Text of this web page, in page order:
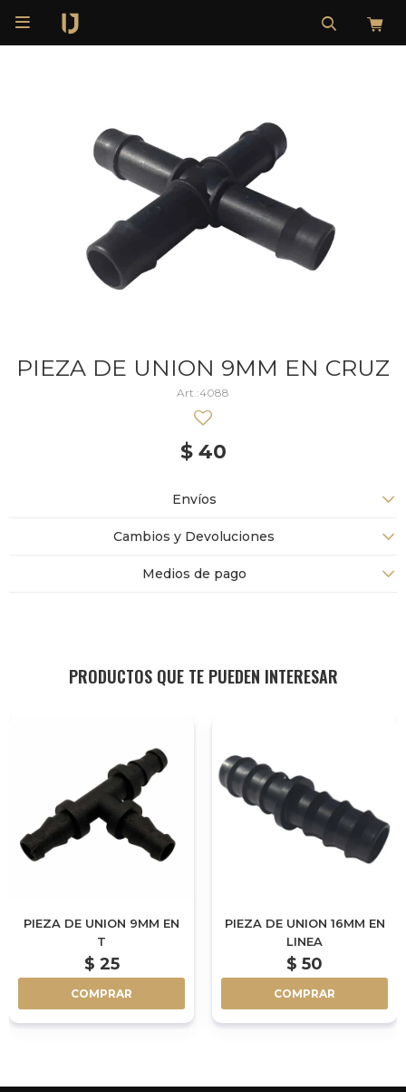

PIEZA DE UNION 9MM EN CRUZ
4088
$ 40
Envíos
Cambios y Devoluciones
Medios de pago
PRODUCTOS QUE TE PUEDEN INTERESAR
PIEZA DE UNION 9MM EN
T
$ 25
COMPRAR
PIEZA DE UNION 16MM EN
LINEA
$ 50
COMPRAR